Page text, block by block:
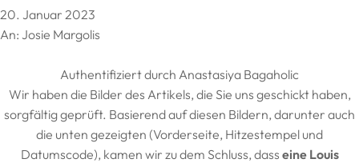
20. Januar 2023
An: Josie Margolis
Authentifiziert durch Anastasiya Bagaholic
Wir haben die Bilder des Artikels, die Sie uns geschickt haben,
sorgfältig geprüft. Basierend auf diesen Bildern, darunter auch
die unten gezeigten (Vorderseite, Hitzestempel und
Datumscode), kamen wir zu dem Schluss, dass eine Louis